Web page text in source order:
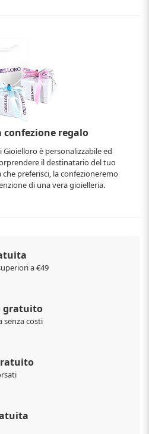
confezione regalo
è personalizzabile ed
il destinatario del tuo
preferisci, la confezioneremo
di una vera gioielleria.
a €49
gratuito
senza costi